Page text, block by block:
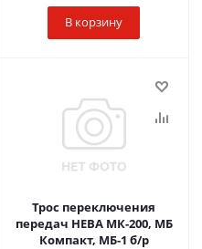
В корзину
Трос переключения
передач НЕВА МК-200, МБ
Компакт, МБ-1 б/р